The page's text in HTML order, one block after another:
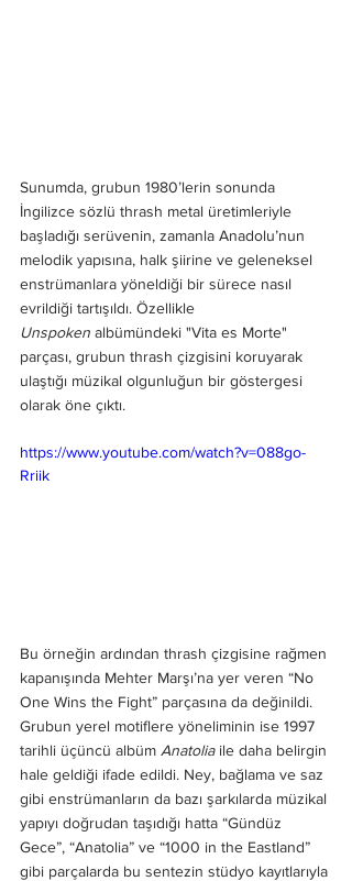
Sunumda, grubun 1980’lerin sonunda
İngilizce sözlü thrash metal üretimleriyle
başladığı serüvenin, zamanla Anadolu’nun
melodik yapısına, halk şiirine ve geleneksel
enstrümanlara yöneldiği bir sürece nasıl
evrildiği tartışıldı. Özellikle
Unspoken albümündeki "Vita es Morte"
parçası, grubun thrash çizgisini koruyarak
ulaştığı müzikal olgunluğun bir göstergesi
olarak öne çıktı.
https://www.youtube.com/watch?v=088go-
Rriik
Bu örneğin ardından thrash çizgisine rağmen
kapanışında Mehter Marşı’na yer veren “No
One Wins the Fight” parçasına da değinildi.
Grubun yerel motiflere yöneliminin ise 1997
tarihli üçüncü albüm Anatolia ile daha belirgin
hale geldiği ifade edildi. Ney, bağlama ve saz
gibi enstrümanların da bazı şarkılarda müzikal
yapıyı doğrudan taşıdığı hatta “Gündüz
Gece”, “Anatolia” ve “1000 in the Eastland”
gibi parçalarda bu sentezin stüdyo kayıtlarıyla